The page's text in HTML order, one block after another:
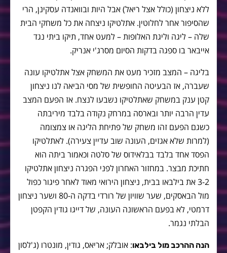
ללא ניצחון (כולל אצל ריאל) אבל היות ובוואנדה עסקינן, הרי
שהסיפור אחר לחלוטין. אתלטיקו ניצחה את כל משחקי הבית
שלה – ליגה וליגת האלופות – למעט אחד, תיקו ביתי נגד
אייבאר בו ספגה בדקות הסיום מסרג'י אנריק.
בליגה – המצב מזכיר מעט את המשחק אצל אתלטיקו עונה
שעברה, אז הבעיטה החופשית של מסי הביאה לנו ניצחון
קטן ענק במשחק שאתלטיקו נשבעו לנצח. אז הפעם המצב
עדין הרבה יותר ובארסה במרחק נקודה בלבד מיריבתה
כשגם הפעם זהו משחק של פתיחת הליגה או צמצומה
(למרות שלא אגזים, העונה שוב עדיין צעירה). לאתלטיקו
הפסד אחד בלבד בבלאידוס של סלטה וכאמור ביתה הוא
חתיכת מבצר. במחזור האחרון לפני הפגרה ניצחון אתלטיקו
3-2 את בילבאו בבית, ניצחון הירואי מאוד לאחר פיגור כפול
מול הבאסקים, שער שוויון של רורדי בדקה ה-80 ושער ניצחון
דרמטי, לא בפעם הראשונה העונה, של דייגו גודין הקפטן
הבלתי נגמר.
הנה ההרכב מול בילבאו: אובלק; אריאס, גודין, מונטרו (ג'לסון